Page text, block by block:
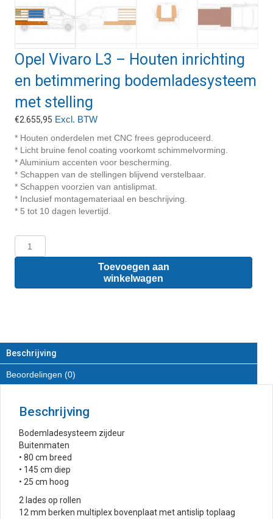
Opel Vivaro L3 – Houten inrichting
en betimmering bodemladesysteem
met stelling
€2.655,95 Excl. BTW
* Houten onderdelen met CNC frees geproduceerd.
* Licht bruine fenol coating voorkomt schimmelvorming.
* Aluminium accenten voor bescherming.
* Schappen van de stellingen blijvend verstelbaar.
* Schappen voorzien van antislipmat.
* Inclusief montagemateriaal en beschrijving.
* 5 tot 10 dagen levertijd.
Vivaro
Houten
met
stelling
aantal
Toevoegen aan
winkelwagen
Beschrijving
Beoordelingen (0)
Beschrijving
Bodemladesysteem zijdeur
Buitenmaten
• 80 cm breed
• 145 cm diep
• 25 cm hoog
2 lades op rollen
12 mm berken multiplex bovenplaat met antislip toplaag